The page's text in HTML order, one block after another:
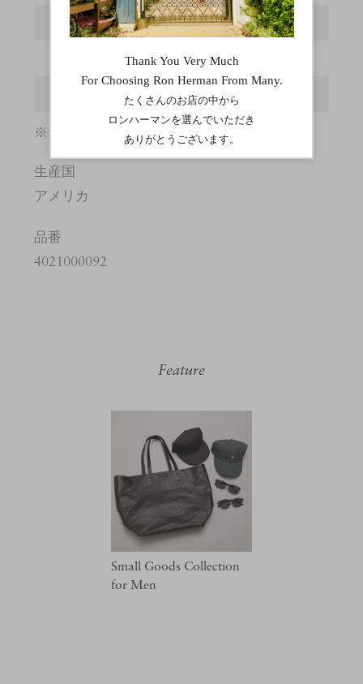
幅 3
バックル縦
バックル横
※サイズの詳しい説明はこちら。
生産国
アメリカ
品番
4021000092
Feature
Small Goods Collection
for Men